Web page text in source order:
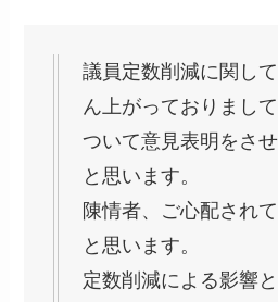
議員定数削減に関し
ん上がっておりまし
ついて意見表明をさ
と思います。
陳情者、ご心配され
と思います。
定数削減による影響